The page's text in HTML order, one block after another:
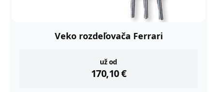
Veko rozdeľovača Ferrari
už od
170,10€
instock